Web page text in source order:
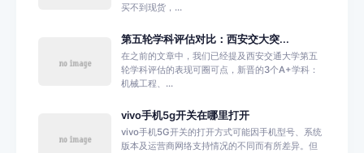
买不到现货，...
第五轮学科评估对比：西安交大突...
在之前的文章中，我们已经提及西安交通大学第五
轮学科评估的表现可圈可点，新晋的3个A+学科：
机械工程、...
vivo手机5g开关在哪里打开
vivo手机5G开关的打开方式可能因手机型号、系统
版本及运营商网络支持情况的不同而有所差异。但